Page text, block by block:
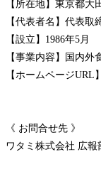
【所在地】東京都大
【代表者名】代表取
【設立】1986年5月
【事業内容】国内
【ホームページURL
《 お問合せ先 》
ワタミ株式会社 広報